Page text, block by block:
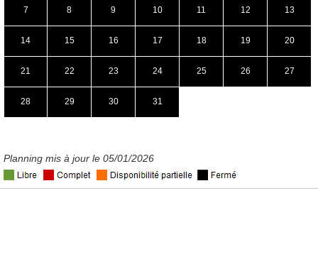
7 8 9 10 11 12 13
14 15 16 17 18 19 20
21 22 23 24 25 26 27
28 29 30 31
Planning mis à jour le 05/01/2026